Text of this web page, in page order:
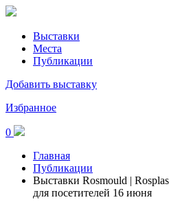
Выставки
Места
Публикации
Добавить выставку
Избранное
0
Главная
Публикации
Выставки Rosmould |
для посетителей 16 июня